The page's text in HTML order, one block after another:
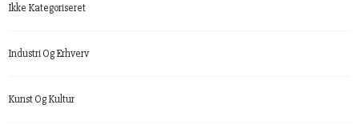
Ikke Kategoriseret
Industri Og Erhverv
Kunst Og Kultur